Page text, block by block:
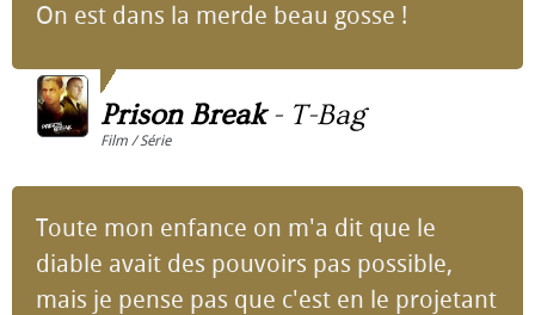
On est dans la merde beau gosse !
Prison Break- T-Bag
Film / Série
Toute mon enfance on m'a dit que le
diable avait des pouvoirs pas possible,
mais je pense pas que c'est en le projetant